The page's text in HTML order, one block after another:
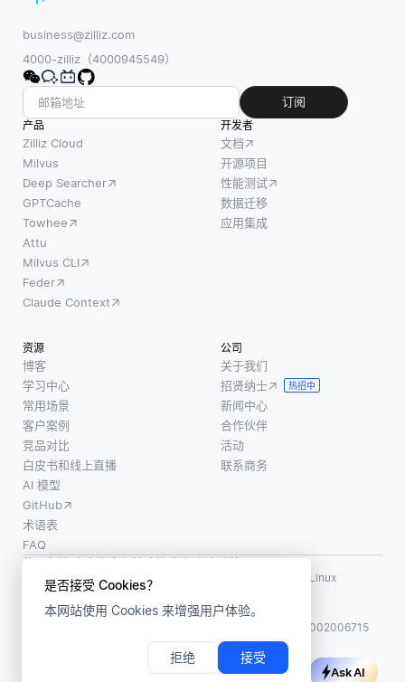
是否接受 Cookies？
本网站使用 Cookies 来增强用户体验。
拒绝 接受
business@zilliz.com
4000-zilliz（4000945549）
订阅
产品
Zilliz Cloud
Milvus
Deep Searcher
GPTCache
Towhee
Attu
Milvus CLI
Feder
Claude Context
开发者
文档
开源项目
性能测试
数据迁移
应用集成
资源
博客
学习中心
常用场景
客户案例
竞品对比
白皮书和线上直播
AI 模型
GitHub
术语表
FAQ
公司
关于我们
招贤纳士
热招中
新闻中心
合作伙伴
活动
联系商务
使用条款·个人信息保护政策·数据安全政策
LF AI、LF AI & Data、Milvus，以及相关的开源项目名称为 Linux
Foundation 所有商标
版权所有 ©2026 上海赜睿信息科技有限公司保留所有权利
沪公网安备31011002006715
Ask AI